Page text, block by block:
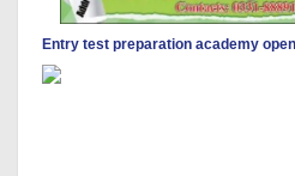
Entry test preparation academy